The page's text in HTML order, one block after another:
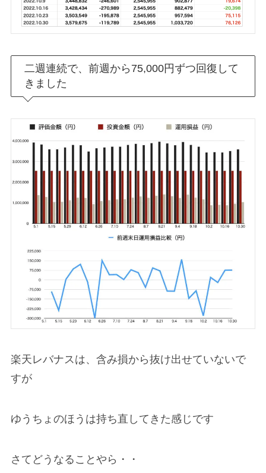
二週連続で、前週から75,000円ずつ回復して
きました
楽天レバナスは、含み損から抜け出せていないで
すが
ゆうちょのほうは持ち直してきた感じです
さてどうなることやら・・